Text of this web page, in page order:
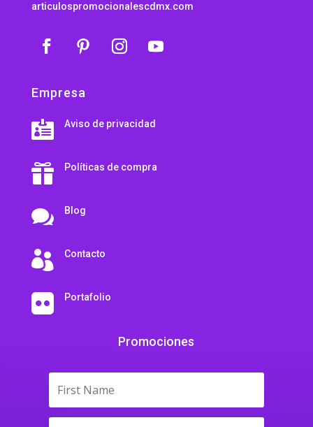
articulospromocionalescdmx.com
Empresa
 Aviso de privacidad
 Políticas de compra
 Blog
 Contacto
 Portafolio
Promociones